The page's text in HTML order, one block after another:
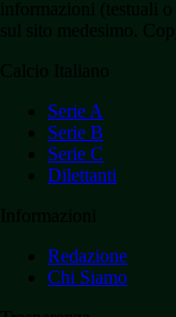
Serie A
Serie B
Serie C
Dilettanti
Redazione
Chi Siamo